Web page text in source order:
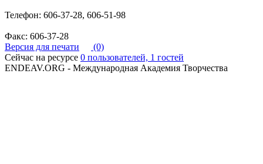
Телефон: 606-37-28, 606-51-98
Факс: 606-37-28
Версия для печати
(0)
Сейчас на ресурсе 0 пользователей, 1 гостей
ENDEAV.ORG - Международная Академия Творчества